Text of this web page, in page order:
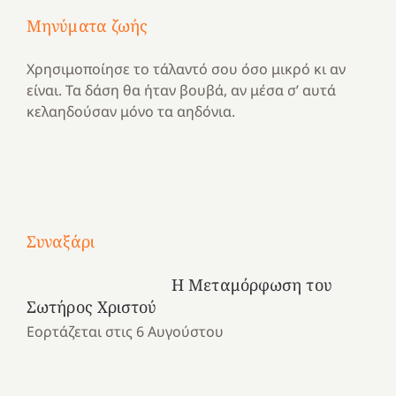
Μηνύματα ζωής
Χρησιμοποίησε το τάλαντό σου όσο μικρό κι αν
είναι. Τα δάση θα ήταν βουβά, αν μέσα σ’ αυτά
κελαηδούσαν μόνο τα αηδόνια.
Συναξάρι
Η Μεταμόρφωση του
Σωτήρος Χριστού
Εορτάζεται στις 6 Αυγούστου
Μια
ένα
καλοκαίρι
και
Νοσοκομείο
“Ερυθρός
Κατασκηνωτικές
το
Ελληνικό